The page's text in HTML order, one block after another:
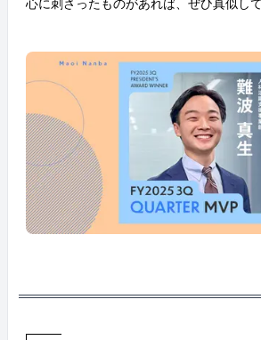
心に刺さったものがあれば、ぜひ真似し